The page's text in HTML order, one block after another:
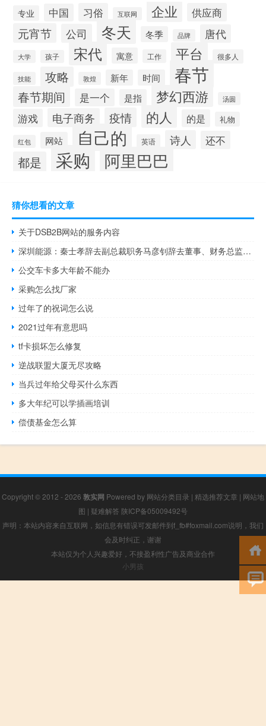
专业 中国 习俗 互联网 企业 供应商
元宵节 公司 冬天 冬季 品牌 唐代
大学 孩子 宋代 寓意 工作 平台 很多人
技能 攻略 敦煌 新年 时间 春节
春节期间 是一个 是指 梦幻西游 汤圆
游戏 电子商务 疫情 的人 的是 礼物
红包 网站 自己的 英语 诗人 还不
都是 采购 阿里巴巴
猜你想看的文章
关于DSB2B网站的服务内容
深圳能源：秦士孝辞去副总裁职务马彦钊辞去董事、财务总监等职务
公交车卡多大年龄不能办
采购怎么找厂家
过年了的祝词怎么说
2021过年有意思吗
tf卡损坏怎么修复
逆战联盟大厦无尽攻略
当兵过年给父母买什么东西
多大年纪可以学插画培训
偿债基金怎么算
Copyright © 2012 - 2026 敦实网 Powered by 网站分类目录 | 精选推荐文章 | 网站地
图 | 疑难解答 陕ICP备05009492号
声明：本站内容来自互联网，如信息有错误可发邮件到f_fb#foxmail.com说明，我们
会及时纠正，谢谢
本站仅为个人兴趣爱好，不接盈利性广告及商业合作
小男孩